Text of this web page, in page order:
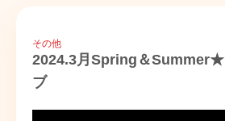
その他
2024.3月Spring＆
ブ